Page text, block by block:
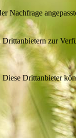
Nachfrage
zur
Drittanbieter